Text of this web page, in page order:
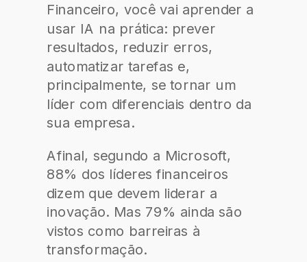
Financeiro, você vai aprender a
usar IA na prática: prever
resultados, reduzir erros,
automatizar tarefas e,
principalmente, se tornar um
líder com diferenciais dentro da
sua empresa.
Afinal, segundo a Microsoft,
88% dos líderes financeiros
dizem que devem liderar a
inovação. Mas 79% ainda são
vistos como barreiras à
transformação.